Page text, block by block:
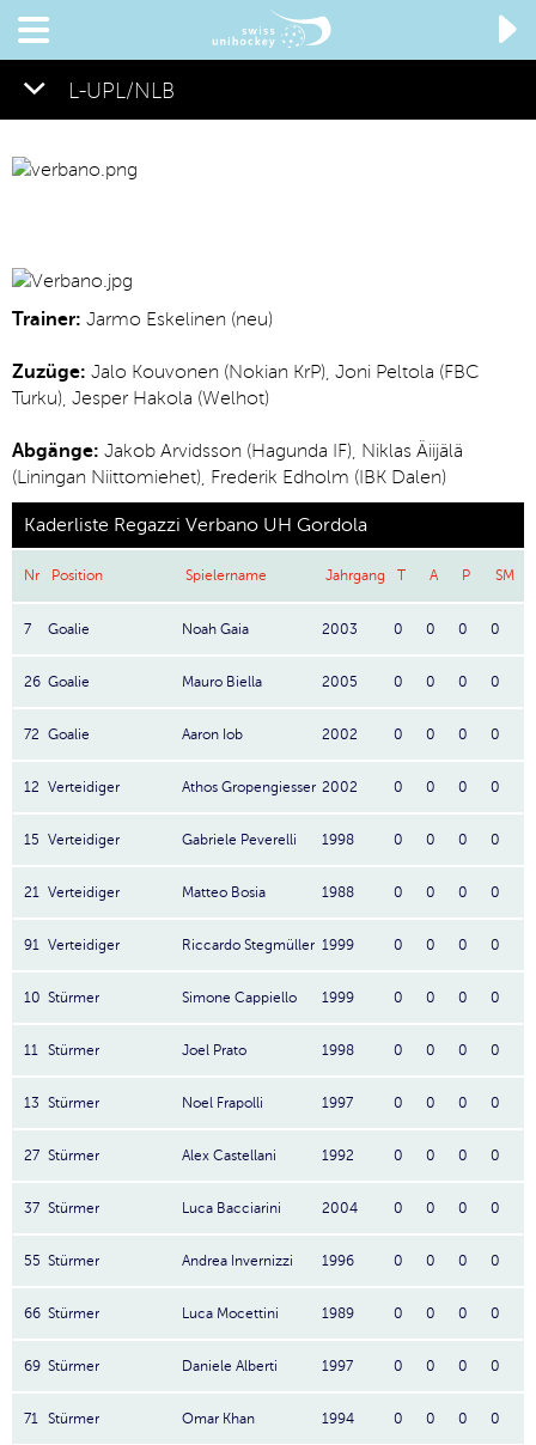

L-UPL/NLB
Trainer: Jarmo Eskelinen (neu)
Zuzüge: Jalo Kouvonen (Nokian KrP), Joni Peltola (FBC
Turku), Jesper Hakola (Welhot)
Abgänge: Jakob Arvidsson (Hagunda IF), Niklas Äiijälä
(Liningan Niittomiehet), Frederik Edholm (IBK Dalen)
Kaderliste Regazzi Verbano UH Gordola
Nr Position Spielername Jahrgang T A P SM
7 Goalie Noah Gaia 2003 0 0 0 0
26 Goalie Mauro Biella 2005 0 0 0 0
72 Goalie Aaron Iob 2002 0 0 0 0
12 Verteidiger Athos Gropengiesser 2002 0 0 0 0
15 Verteidiger Gabriele Peverelli 1998 0 0 0 0
21 Verteidiger Matteo Bosia 1988 0 0 0 0
91 Verteidiger Riccardo Stegmüller 1999 0 0 0 0
10 Stürmer Simone Cappiello 1999 0 0 0 0
11 Stürmer Joel Prato 1998 0 0 0 0
13 Stürmer Noel Frapolli 1997 0 0 0 0
27 Stürmer Alex Castellani 1992 0 0 0 0
37 Stürmer Luca Bacciarini 2004 0 0 0 0
55 Stürmer Andrea Invernizzi 1996 0 0 0 0
66 Stürmer Luca Mocettini 1989 0 0 0 0
69 Stürmer Daniele Alberti 1997 0 0 0 0
71 Stürmer Omar Khan 1994 0 0 0 0